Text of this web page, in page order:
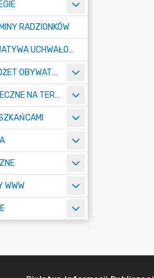
RADZIONKÓW
OBYWATELSKA INICJATYWA UCHWAŁODAWCZA
RADZIONKOWSKI BUDŻET OBYWATELSKI
KONSULTACJE SPOŁECZNE NA TERENIE MIASTA RADZIONKÓW
WWW